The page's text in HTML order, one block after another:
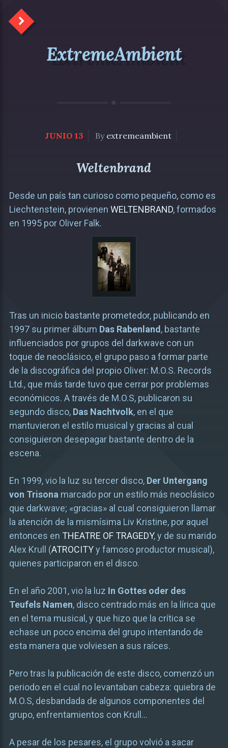
ExtremeAmbient
JUNIO 13 By extremeambient
Weltenbrand
Desde un país tan curioso como pequeño, como es
Liechtenstein, provienen WELTENBRAND, formados
en 1995 por Oliver Falk.
Tras un inicio bastante prometedor, publicando en
1997 su primer álbum Das Rabenland , bastante
influenciados por grupos del darkwave con un
toque de neoclásico, el grupo paso a formar parte
de la discográfica del propio Oliver: M.O.S. Records
Ltd., que más tarde tuvo que cerrar por problemas
económicos. A través de M.O.S, publicaron su
segundo disco, Das Nachtvolk, en el que
mantuvieron el estilo musical y gracias al cual
consiguieron desepagar bastante dentro de la
escena.
En 1999, vio la luz su tercer disco, Der Untergang
von Trisona marcado por un estilo más neoclásico
que darkwave; «gracias» al cual consiguieron llamar
la atención de la mismísima Liv Kristine, por aquel
entonces en THEATRE OF TRAGEDY, y de su marido
Alex Krull (ATROCITYy famoso productor musical),
quienes participaron en el disco.
En el año 2001, vio la luz In Gottes oder des
Teufels Namen, disco centrado más en la lírica que
en el tema musical, y que hizo que la crítica se
echase un poco encima del grupo intentando de
esta manera que volviesen a sus raíces.
Pero tras la publicación de este disco, comenzó un
periodo en el cual no levantaban cabeza: quiebra de
M.O.S, desbandada de algunos componentes del
grupo, enfrentamientos con Krull…
A pesar de los pesares, el grupo volvió a sacar